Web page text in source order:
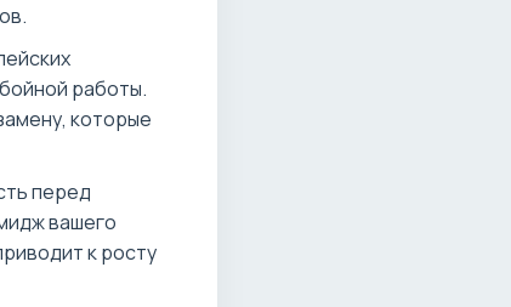
работы.
которые
перед
вашего
к росту